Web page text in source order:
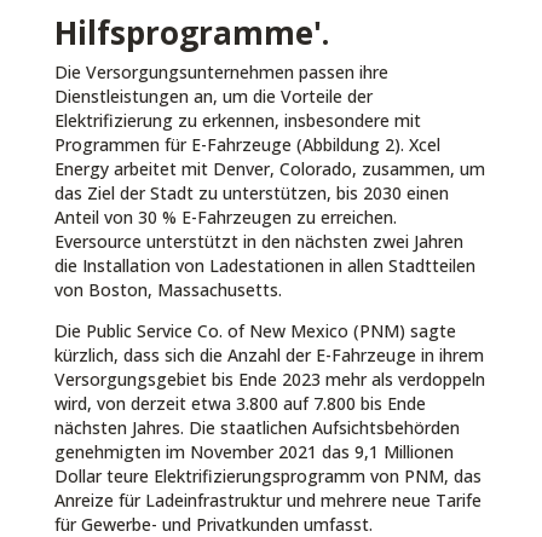
Hilfsprogramme'.
Die Versorgungsunternehmen passen ihre
Dienstleistungen an, um die Vorteile der
Elektrifizierung zu erkennen, insbesondere mit
Programmen für E-Fahrzeuge (Abbildung 2). Xcel
Energy arbeitet mit Denver, Colorado, zusammen, um
das Ziel der Stadt zu unterstützen, bis 2030 einen
Anteil von 30 % E-Fahrzeugen zu erreichen.
Eversource unterstützt in den nächsten zwei Jahren
die Installation von Ladestationen in allen Stadtteilen
von Boston, Massachusetts.
Die Public Service Co. of New Mexico (PNM) sagte
kürzlich, dass sich die Anzahl der E-Fahrzeuge in ihrem
Versorgungsgebiet bis Ende 2023 mehr als verdoppeln
wird, von derzeit etwa 3.800 auf 7.800 bis Ende
nächsten Jahres. Die staatlichen Aufsichtsbehörden
genehmigten im November 2021 das 9,1 Millionen
Dollar teure Elektrifizierungsprogramm von PNM, das
Anreize für Ladeinfrastruktur und mehrere neue Tarife
für Gewerbe- und Privatkunden umfasst.